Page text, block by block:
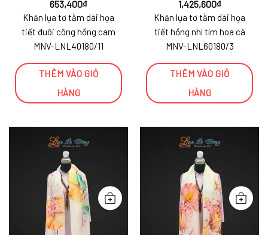
653,400₫
Khăn lụa tơ tằm dài họa
tiết đuôi công hồng cam
MNV-LNL40180/11
THÊM VÀO GIỎ
HÀNG
1,425,600₫
Khăn lụa tơ tằm dài họa
tiết hồng nhí tím hoa cà
MNV-LNL60180/3
THÊM VÀO GIỎ
HÀNG